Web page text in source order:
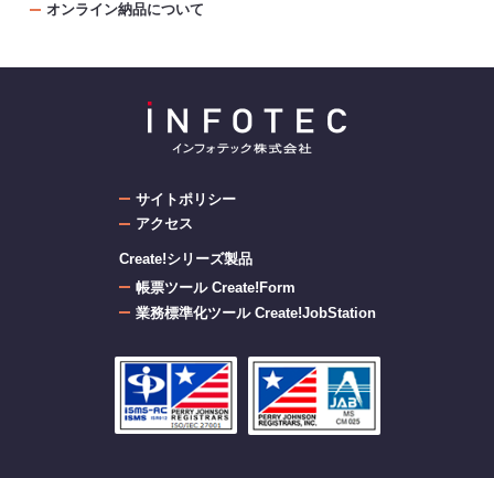
オンライン納品について
サイトポリシー
アクセス
Create!シリーズ製品
帳票ツール Create!Form
業務標準化ツール Create!JobStation